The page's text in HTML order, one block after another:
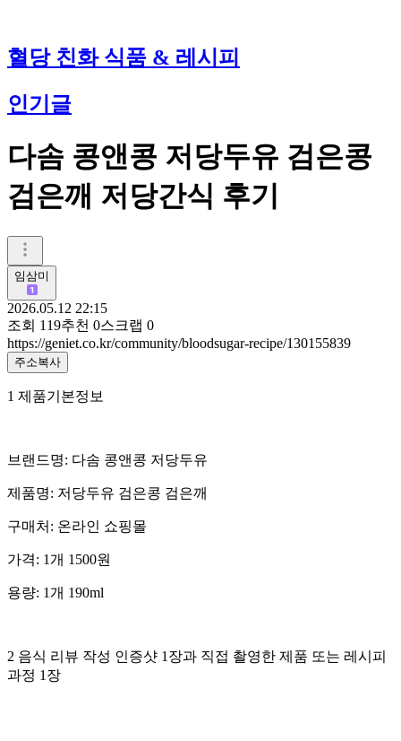
혈당 친화 식품 & 레시피
인기글
다솜 콩앤콩 저당두유 검은콩
검은깨 저당간식 후기
임삼미
2026.05.12 22:15
조회 119추천 0스크랩 0
https://geniet.co.kr/community/bloodsugar-recipe/130155839
주소복사
1 제품기본정보
브랜드명: 다솜 콩앤콩 저당두유
제품명: 저당두유 검은콩 검은깨
구매처: 온라인 쇼핑몰
가격: 1개 1500원
용량: 1개 190ml
2 음식 리뷰 작성 인증샷 1장과 직접 촬영한 제품 또는 레시피
과정 1장